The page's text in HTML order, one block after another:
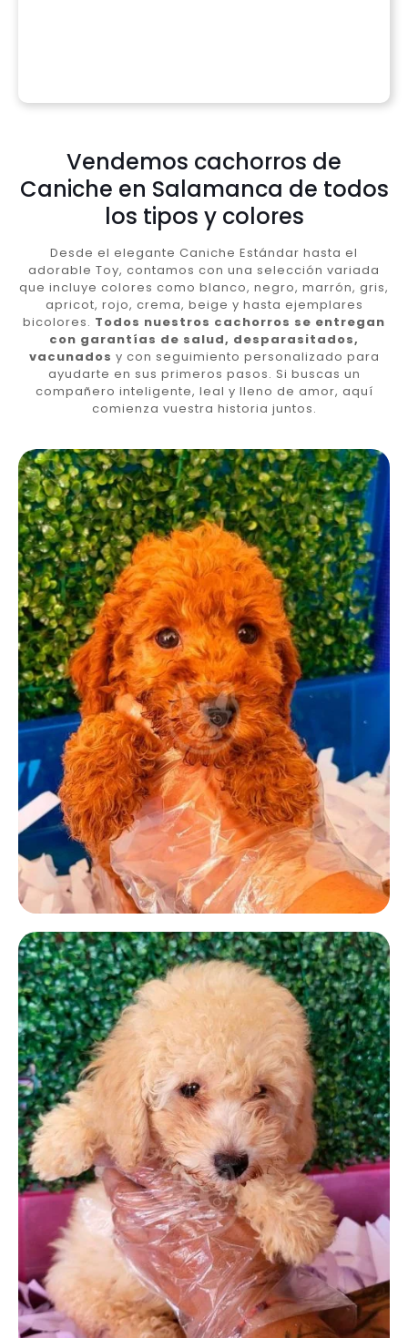
Vendemos cachorros de
Caniche en Salamanca de todos
los tipos y colores
Desde el elegante Caniche Estándar hasta el
adorable Toy, contamos con una selección variada
que incluye colores como blanco, negro, marrón, gris,
apricot, rojo, crema, beige y hasta ejemplares
bicolores. Todos nuestros cachorros se entregan
con garantías de salud, desparasitados,
vacunados y con seguimiento personalizado para
ayudarte en sus primeros pasos. Si buscas un
compañero inteligente, leal y lleno de amor, aquí
comienza vuestra historia juntos.